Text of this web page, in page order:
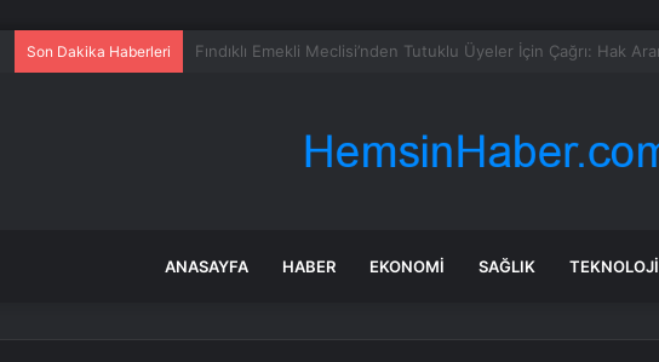
Son Dakika Haberleri 14 yaşındaki çocuk savaş uçaklarını alarma geçirdi
ANASAYFA HABER EKONOMI SAĞLIK TEKNOLOJI